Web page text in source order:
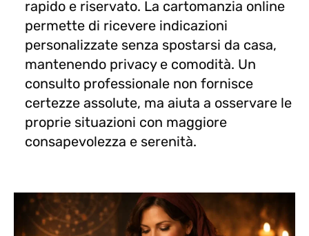
rapido e riservato. La cartomanzia online
permette di ricevere indicazioni
personalizzate senza spostarsi da casa,
mantenendo privacy e comodità. Un
consulto professionale non fornisce
certezze assolute, ma aiuta a osservare le
proprie situazioni con maggiore
consapevolezza e serenità.